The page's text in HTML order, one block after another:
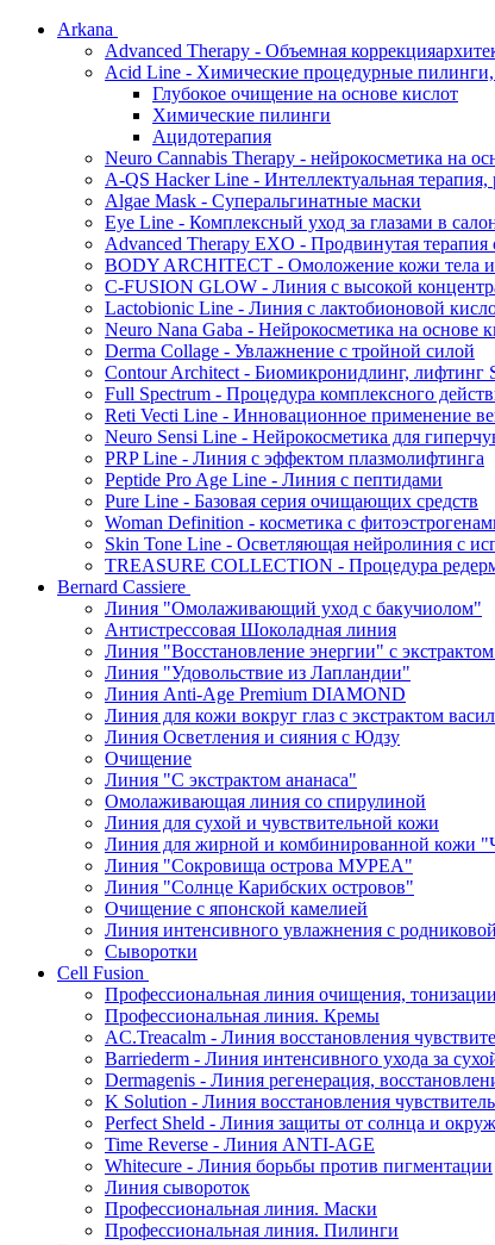
Arkana
Advanced Therapy - Объемная
Acid Line - Химические процедурные
Глубокое очищение на основе кислот
Химические пилинги
Ацидотерапия
Neuro Cannabis Therapy - нейрокосметика на
A-QS Hacker Line - Интеллектуальная
Algae Mask - Суперальгинатные маски
Eye Line - Комплексный уход за глазами в
Advanced Therapy EXO - Продвинутая терапия
BODY ARCHITECT - Омоложение кожи тела и
C-FUSION GLOW - Линия с высокой
Lactobionic Line - Линия с лактобионовой
Neuro Nana Gaba - Нейрокосметика на
Derma Collage - Увлажнение с тройной силой
Contour Architect - Биомикронидлинг,
Full Spectrum - Процедура комплексного
Reti Vecti Line - Инновационное применение
Neuro Sensi Line - Нейрокосметика для
PRP Line - Линия с эффектом плазмолифтинга
Peptide Pro Age Line - Линия с пептидами
Pure Line - Базовая серия очищающих средств
Woman Definition - косметика с
Skin Tone Line - Осветляющая нейролиния с
TREASURE COLLECTION - Процедура
Bernard Cassiere
Линия "Омолаживающий уход с бакучиолом"
Антистрессовая Шоколадная линия
Линия "Восстановление энергии" с
Линия "Удовольствие из Лапландии"
Линия Anti-Age Premium DIAMOND
Линия для кожи вокруг глаз с экстрактом
Линия Осветления и сияния с Юдзу
Очищение
Линия "С экстрактом ананаса"
Омолаживающая линия со спирулиной
Линия для сухой и чувствительной кожи
Линия для жирной и комбинированной
Линия "Сокровища острова МУРЕА"
Линия "Солнце Карибских островов"
Очищение с японской камелией
Линия интенсивного увлажнения с
Сыворотки
Cell Fusion
Профессиональная линия очищения, тонизации
Профессиональная линия. Кремы
AC.Treacalm - Линия восстановления
Barriederm - Линия интенсивного ухода за
Dermagenis - Линия регенерация,
K Solution - Линия восстановления
Perfect Sheld - Линия защиты от солнца и
Time Reverse - Линия ANTI-AGE
Whitecure - Линия борьбы против пигментации
Линия сывороток
Профессиональная линия. Маски
Профессиональная линия. Пилинги